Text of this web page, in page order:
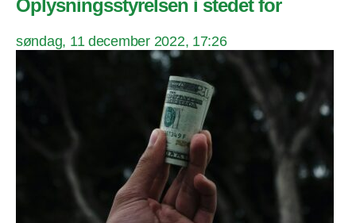
Oplysningsstyrelsen i stedet for
søndag, 11 december 2022, 17:26